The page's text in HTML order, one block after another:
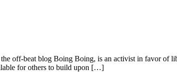
off-beat blog Boing Boing, is an activist in favor of
for others to build upon […]